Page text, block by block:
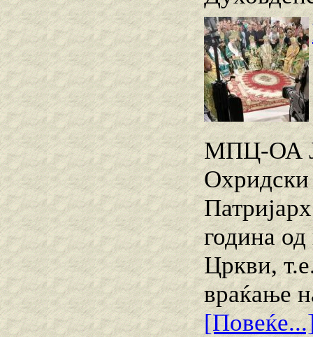
МПЦ-ОА
година
Цркви,
враќање